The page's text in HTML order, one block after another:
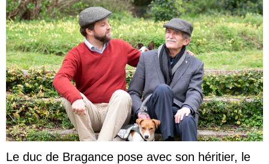
Le duc de Bragance pose avec son héritier, le